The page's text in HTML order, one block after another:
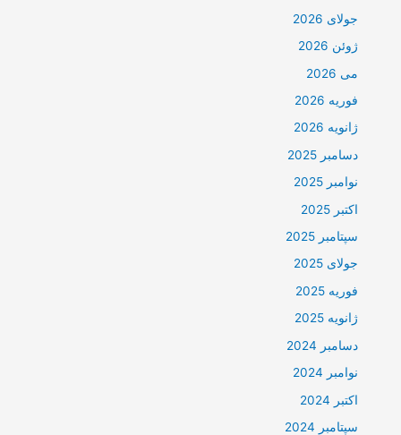
جولای 2026
ژوئن 2026
می 2026
فوریه 2026
ژانویه 2026
دسامبر 2025
نوامبر 2025
اکتبر 2025
سپتامبر 2025
جولای 2025
فوریه 2025
ژانویه 2025
دسامبر 2024
نوامبر 2024
اکتبر 2024
سپتامبر 2024